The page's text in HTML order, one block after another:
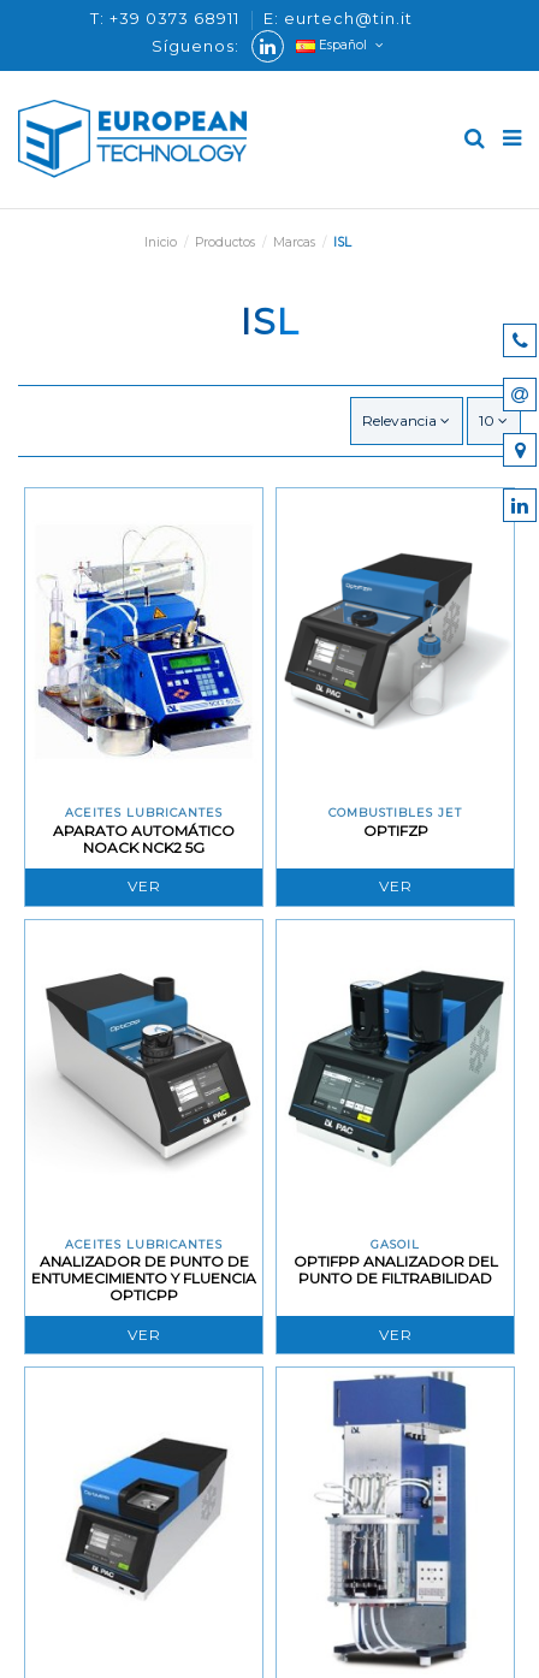
T: +39 0373 68911
E: eurtech@tin.it
Síguenos:
Español
Inicio Productos Marcas ISL
ISL
Relevancia 10
ACEITES LUBRICANTES
APARATO AUTOMÁTICO
NOACK NCK2 5G
VER
COMBUSTIBLES JET
OPTIFZP
VER
ACEITES LUBRICANTES
ANALIZADOR DE PUNTO DE
ENTUMECIMIENTO Y FLUENCIA
OPTICPP
VER
GASOIL
OPTIFPP ANALIZADOR DEL
PUNTO DE FILTRABILIDAD
VER